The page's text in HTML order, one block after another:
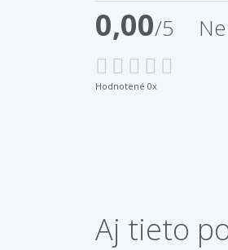
0,00/5
Hodnotené 0x
Aj tieto